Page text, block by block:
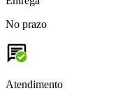
No prazo
Atendimento